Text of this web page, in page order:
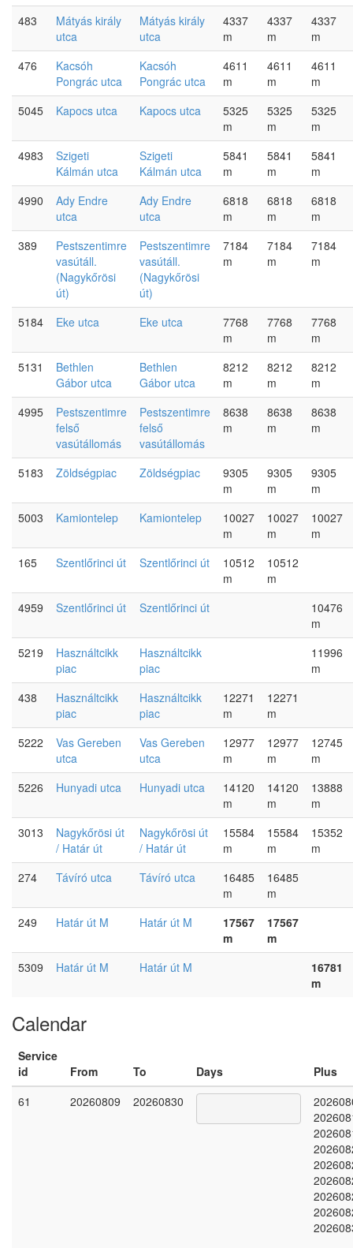
483
Mátyás király
utca
Mátyás király
utca
4337
m
4337
m
4337
m
476
Kacsóh
Pongrác utca
Kacsóh
Pongrác utca
4611
m
4611
m
4611
m
5045
Kapocs utca Kapocs utca
5325
m
5325
m
5325
m
4983
Szigeti
Kálmán utca
Szigeti
Kálmán utca
5841
m
5841
m
5841
m
4990
Ady Endre
utca
Ady Endre
utca
6818
m
6818
m
6818
m
389
Pestszentimre
vasútáll.
(Nagykőrösi
út)
Pestszentimre
vasútáll.
(Nagykőrösi
út)
7184
m
7184
m
7184
m
5184 Eke utca Eke utca
7768
m
7768
m
7768
m
5131
Bethlen
Gábor utca
Bethlen
Gábor utca
8212
m
8212
m
8212
m
4995
Pestszentimre
felső
vasútállomás
Pestszentimre
felső
vasútállomás
8638
m
8638
m
8638
m
5183 Zöldségpiac Zöldségpiac
9305
m
9305
m
9305
m
5003
Kamiontelep Kamiontelep
10027
m
10027
m
10027
m
165
Szentlőrinci út Szentlőrinci út
10512
m
10512
m
4959
Szentlőrinci út Szentlőrinci út
10476
m
5219
Használtcikk
piac
Használtcikk
piac
11996
m
438
Használtcikk
piac
Használtcikk
piac
12271
m
12271
m
5222
Vas Gereben
utca
Vas Gereben
utca
12977
m
12977
m
12745
m
5226
Hunyadi utca Hunyadi utca
14120
m
14120
m
13888
m
3013
Nagykőrösi út
/ Határ út
Nagykőrösi út
/ Határ út
15584
m
15584
m
15352
m
274
Távíró utca Távíró utca
16485
m
16485
m
249
Határ út M Határ út M
17567
m
17567
m
5309
Határ út M Határ út M
16781
m
Calendar
Service
id
From To Days
Plus
61
20260809 20260830